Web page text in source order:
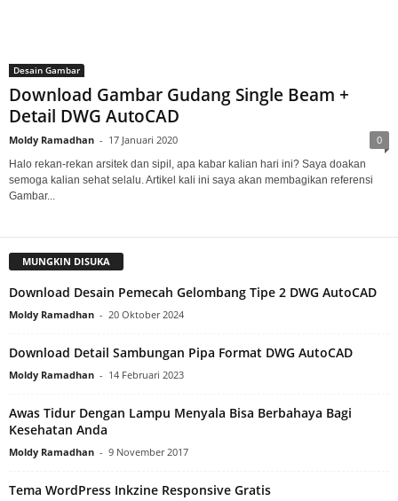
Desain Gambar
Download Gambar Gudang Single Beam +
Detail DWG AutoCAD
Moldy Ramadhan - 17 Januari 2020 0
Halo rekan-rekan arsitek dan sipil, apa kabar kalian hari ini? Saya doakan
semoga kalian sehat selalu. Artikel kali ini saya akan membagikan referensi
Gambar...
MUNGKIN DISUKA
Download Desain Pemecah Gelombang Tipe 2 DWG AutoCAD
Moldy Ramadhan - 20 Oktober 2024
Download Detail Sambungan Pipa Format DWG AutoCAD
Moldy Ramadhan - 14 Februari 2023
Awas Tidur Dengan Lampu Menyala Bisa Berbahaya Bagi
Kesehatan Anda
Moldy Ramadhan - 9 November 2017
Tema WordPress Inkzine Responsive Gratis